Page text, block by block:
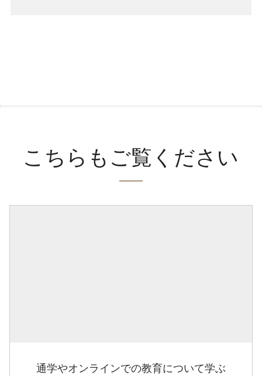
こちらもご覧ください
通学やオンラインでの教育について学ぶ